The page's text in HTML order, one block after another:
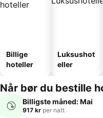
Billige
hoteller
Luksushot
eller
Når bør du bestille
Billigste måned: Mai
917 kr per natt